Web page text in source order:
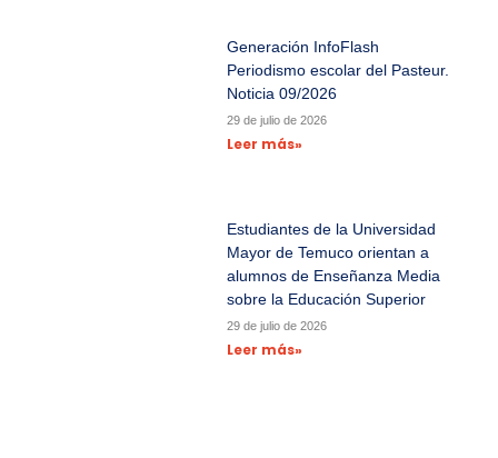
Generación InfoFlash
Periodismo escolar del Pasteur.
Noticia 09/2026
29 de julio de 2026
Leer más»
Estudiantes de la Universidad
Mayor de Temuco orientan a
alumnos de Enseñanza Media
sobre la Educación Superior
29 de julio de 2026
Leer más»